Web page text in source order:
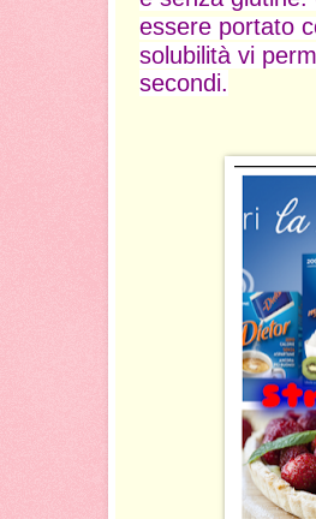
essere portato
solubilità vi
secondi.